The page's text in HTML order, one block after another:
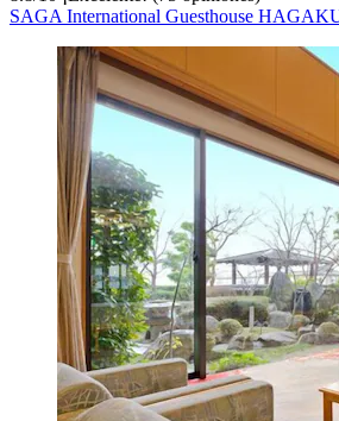
SAGA International Guesthouse